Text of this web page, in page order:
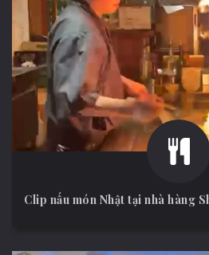
Clip nấu món Nhật tại nhà hàng